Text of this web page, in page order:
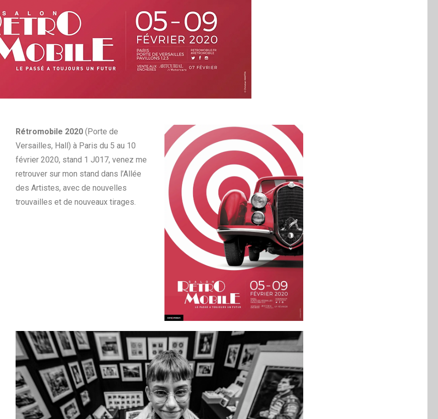
Rétromobile 2020 (Porte de
Versailles, Hall) à Paris du 5 au 10
février 2020, stand 1 J017, venez me
retrouver sur mon stand dans l’Allée
des Artistes, avec de nouvelles
trouvailles et de nouveaux tirages.